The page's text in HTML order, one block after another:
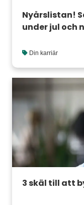
Nyårslistan!
under jul och
Din karriär
3 skäl till att